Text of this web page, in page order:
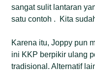
sangat sulit lantaran
satu contoh . Kita
Karena itu, Joppy pun
ini KKP berpikir ulang
tradisional. Alternatif